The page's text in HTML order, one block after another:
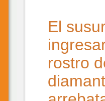
El
rostro